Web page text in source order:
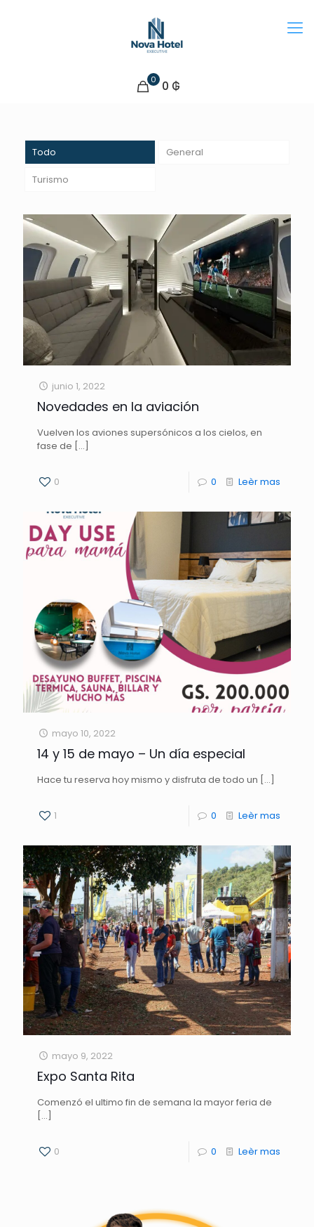
0 0 ₲
Todo General
Turismo
junio 1, 2022
Novedades en la aviación
Vuelven los aviones supersónicos a los cielos, en
fase de […]
0 0 Leèr mas
mayo 10, 2022
14 y 15 de mayo – Un día especial
Hace tu reserva hoy mismo y disfruta de todo un […]
1 0 Leèr mas
mayo 9, 2022
Expo Santa Rita
Comenzó el ultimo fin de semana la mayor feria de
[…]
0 0 Leèr mas